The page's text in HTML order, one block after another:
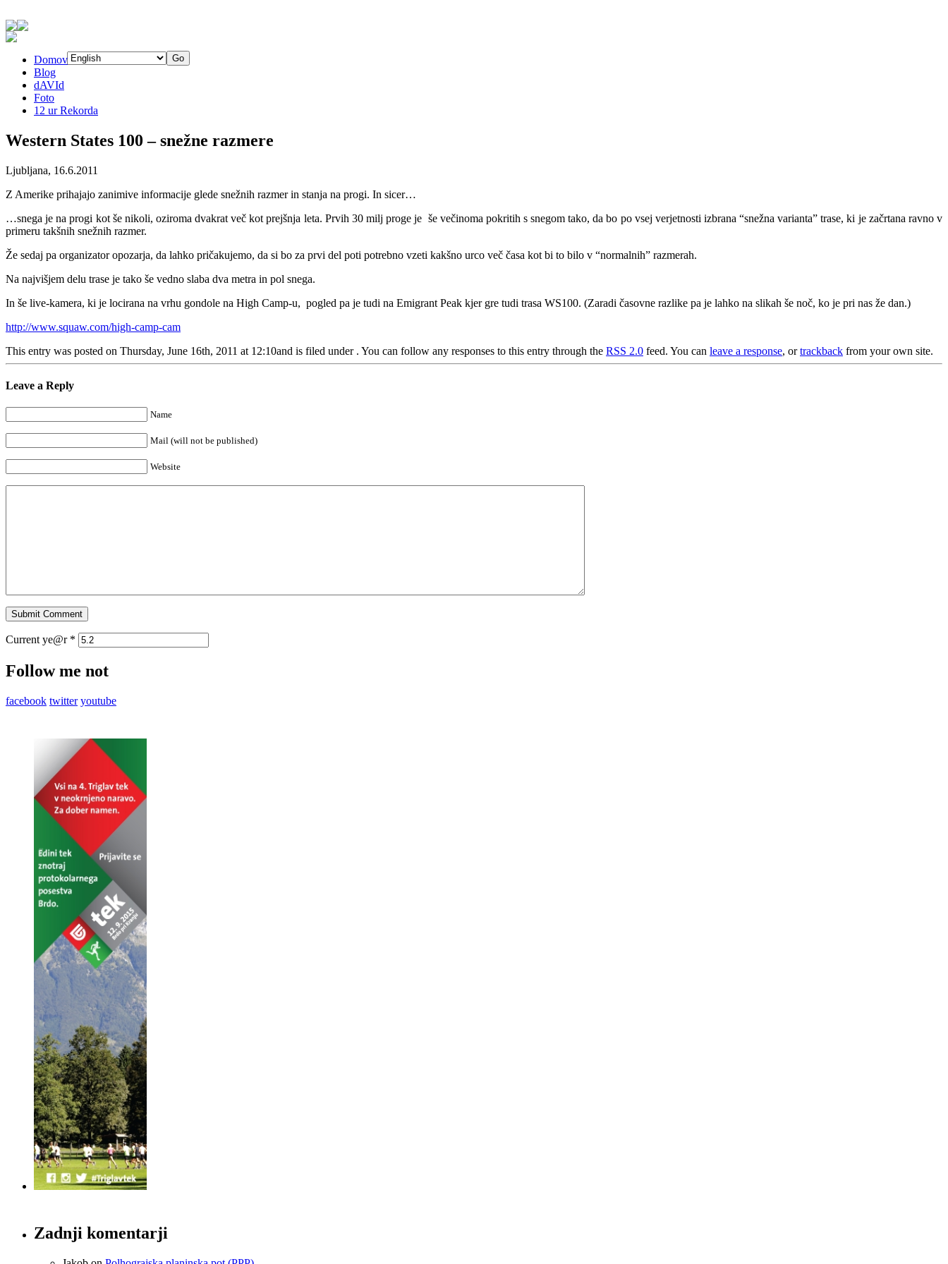
Domov
Blog
dAVId
Foto
12 ur Rekorda
Western States 100 – snežne razmere
Ljubljana, 16.6.2011
Z Amerike prihajajo zanimive informacije glede snežnih razmer in stanja na progi. In sicer…
…snega je na progi kot še nikoli, oziroma dvakrat več kot prejšnja leta. Prvih 30 milj proge je še večinoma pokritih s snegom tako, da bo po vsej verjetnosti izbrana “snežna varianta” trase, ki je začrtana ravno v
primeru takšnih snežnih razmer.
Že sedaj pa organizator opozarja, da lahko pričakujemo, da si bo za prvi del poti potrebno vzeti kakšno urco več časa kot bi to bilo v “normalnih” razmerah.
Na najvišjem delu trase je tako še vedno slaba dva metra in pol snega.
In še live-kamera, ki je locirana na vrhu gondole na High Camp-u, pogled pa je tudi na Emigrant Peak kjer gre tudi trasa WS100. (Zaradi časovne razlike pa je lahko na slikah še noč, ko je pri nas že dan.)
http://www.squaw.com/high-camp-cam
This entry was posted on Thursday, June 16th, 2011 at 12:10and is filed under . You can follow any responses to this entry through the RSS 2.0 feed. You can leave a response, ortrackback from your own site.
Leave a Reply
Name
Mail (will not be published)
Website
Current ye@r *
Follow me not
facebook twitter youtube
Zadnji komentarji